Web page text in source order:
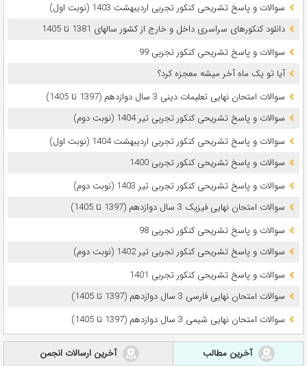
سوالات و پاسخ تشریحی کنکور تجربی اردیبهشت 1403 (نوبت اول)
دانلود کنکورهای سراسری داخل و خارج از کشور سالهای 1381 تا 1405
سوالات و پاسخ تشریحی کنکور تجربی 99
آیا تو یک ماه آخر میشه معجزه کرد؟
سوالات امتحان نهایی تعلیمات دینی 3 سال دوازدهم (1397 تا 1405)
سوالات و پاسخ تشریحی کنکور تجربی تیر 1404 (نوبت دوم)
سوالات و پاسخ تشریحی کنکور تجربی اردیبهشت 1404 (نوبت اول)
سوالات و پاسخ تشریحی کنکور تجربی 1400
سوالات و پاسخ تشریحی کنکور تجربی تیر 1403 (نوبت دوم)
سوالات امتحان نهایی فیزیک 3 سال دوازدهم (1397 تا 1405)
سوالات و پاسخ تشریحی کنکور تجربی 98
سوالات و پاسخ تشریحی کنکور تجربی تیر 1402 (نوبت دوم)
سوالات و پاسخ تشریحی کنکور تجربی 1401
سوالات امتحان نهایی فارسی 3 سال دوازدهم (1397 تا 1405)
سوالات امتحان نهایی شیمی 3 سال دوازدهم (1397 تا 1405)
آخرین مطالب
آخرین ارسالات انجمن